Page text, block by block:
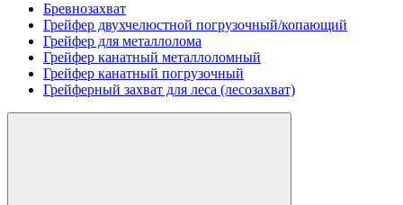
Бревнозахват
Грейфер двухчелюстной погрузочный/копающий
Грейфер для металлолома
Грейфер канатный металлоломный
Грейфер канатный погрузочный
Грейферный захват для леса (лесозахват)